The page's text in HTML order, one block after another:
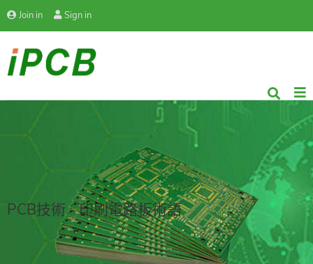
Join in Sign in
PCB技術 - 印刷電路板術語